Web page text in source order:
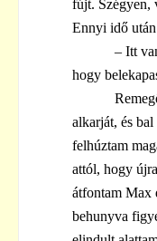
fújt. Szégyen,
Ennyi idő
– Itt
hogy
alkarját, és
felhúztam
attól, hogy
átfontam Max
behunyva